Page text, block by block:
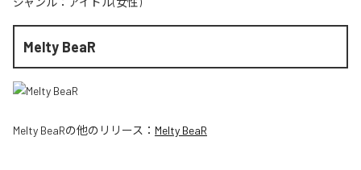
Melty BeaR
Melty BeaRの他のリリース： Melty BeaR